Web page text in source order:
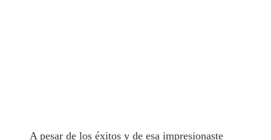
A pesar de los éxitos y de esa impresionaste